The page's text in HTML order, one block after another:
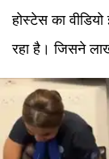
होस्टेस का
रहा है। जिसने